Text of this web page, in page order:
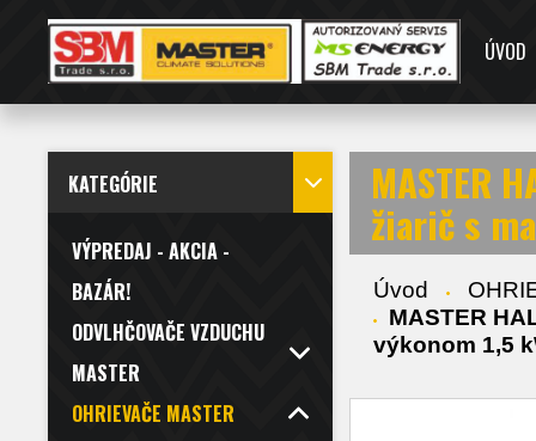
ÚVOD
KATEGÓRIE
VÝPREDAJ - AKCIA -
BAZÁR!
ODVLHČOVAČE VZDUCHU
MASTER
OHRIEVAČE MASTER
MASTER
žiarič s
Úvod
MASTER
výkonom 1,5